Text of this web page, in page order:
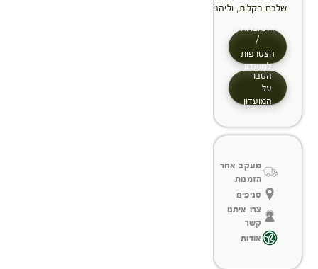
שלכם בקלות, וליהנות מתהליך תשלום מהיר יותר
התחברות
/
הצטרפות
למועדון
הסבר
על
המועדון
מעקב אחר
הזמנות
סניפים
צרו איתנו
קשר
אודות